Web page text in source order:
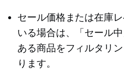
セール価格または在庫
いる場合は、「セール
ある商品をフィルタリ
ります。